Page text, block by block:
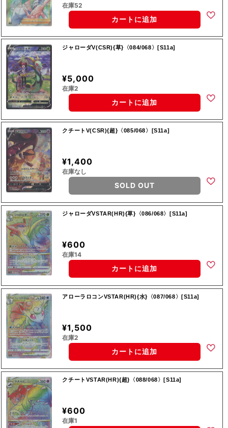
在庫52
カートに追加
ジャローダV(CSR){草}〈084/068〉[S11a]
¥5,000
在庫2
カートに追加
クチートV(CSR){超}〈085/068〉[S11a]
¥1,400
在庫なし
SOLD OUT
ジャローダVSTAR(HR){草}〈086/068〉[S11a]
¥600
在庫14
カートに追加
アローラロコンVSTAR(HR){水}〈087/068〉[S11a]
¥1,500
在庫2
カートに追加
クチートVSTAR(HR){超}〈088/068〉[S11a]
¥600
在庫1